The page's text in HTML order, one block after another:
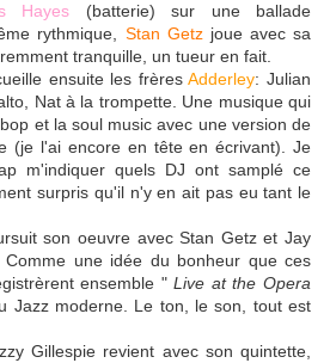
Hayes (batterie) sur une ballade
rythmique, Stan Getzjoue avec sa
tranquille, un tueur en fait.
ensuite les frèresAdderley: Julian
Nat à la trompette. Une musique qui
et la soul music avec une version de
(je l'ai encore en tête en écrivant). Je
m'indiquer quels DJ ont samplé ce
surpris qu'il n'y en ait pas eu tant le
son oeuvre avec Stan Getz et Jay
Comme une idée du bonheur que ces
ensemble "Live at the Opera
Jazz moderne. Le ton, le son, tout est
Gillespie revient avec son quintette,